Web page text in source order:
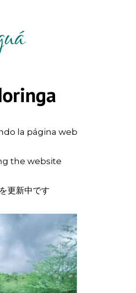
la página web
the website
更新中です